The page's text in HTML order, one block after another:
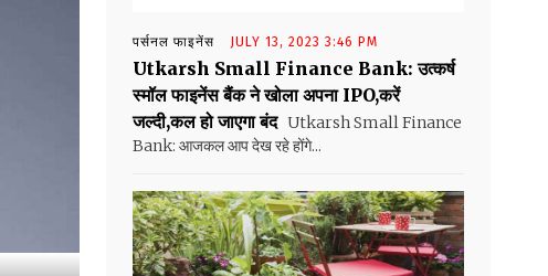
पर्सनल फाइनेंस JULY 13, 2023 3:46 PM
Utkarsh Small Finance Bank: उत्कर्ष
स्मॉल फाइनेंस बैंक ने खोला अपना IPO,करें
जल्दी,कल हो जाएगा बंद Utkarsh Small Finance
Bank: आजकल आप देख रहे होंगे...